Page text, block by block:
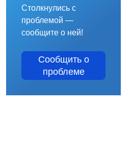
Столкнулись с
проблемой —
сообщите о ней!
Сообщить о
проблеме